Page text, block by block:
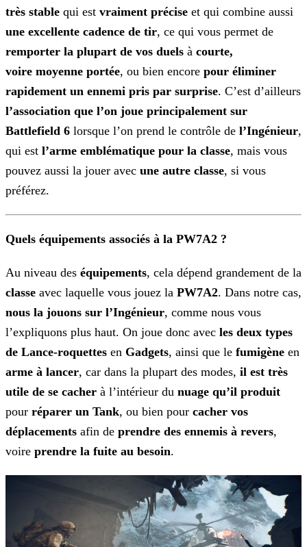
très stable qui est vraiment précise et qui combine aussi
une excellente cadence de tir, ce qui vous permet de
remporter la plupart de vos duels à courte,
voire moyenne portée, ou bien encore pour éliminer
rapidement un ennemi pris par surprise. C’est d’ailleurs
l’association que l’on joue principalement sur
Battlefield 6 lorsque l’on prend le contrôle de l’Ingénieur,
qui est l’arme emblématique pour la classe, mais vous
pouvez aussi la jouer avec une autre classe, si vous
préférez.
Quels équipements associés à la PW7A2 ?
Au niveau des équipements, cela dépend grandement de la
classe avec laquelle vous jouez la PW7A2. Dans notre cas,
nous la jouons sur l’Ingénieur, comme nous vous
l’expliquons plus haut. On joue donc avec les deux types
de Lance-roquettes en Gadgets, ainsi que le fumigène en
arme à lancer, car dans la plupart des modes, il est très
utile de se cacher à l’intérieur du nuage qu’il produit
pour réparer un Tank, ou bien pour cacher vos
déplacements afin de prendre des ennemis à revers,
voire prendre la fuite au besoin.